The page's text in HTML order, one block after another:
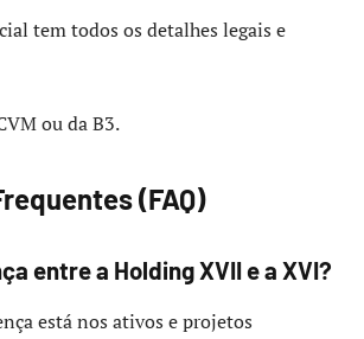
tem todos os detalhes legais e
ou da B3.
(FAQ)
entre a Holding XVII e a XVI?
está nos ativos e projetos